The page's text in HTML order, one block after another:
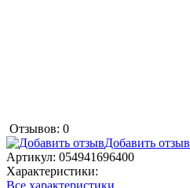
Отзывов: 0
Добавить отзыв
Артикул: 054941696400
Характеристики:
Все характеристики